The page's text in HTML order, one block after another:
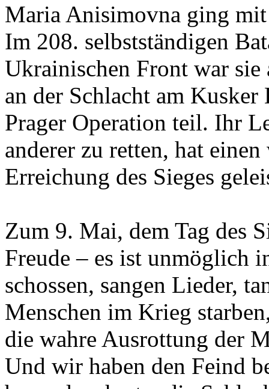
Maria Anisimovna ging
Im 208. selbstständigen
Ukrainischen Front war
an der Schlacht am
Prager Operation teil. Ihr
anderer zu retten, hat
Erreichung des Sieges
Zum 9. Mai, dem Tag des
Freude – es ist unmöglich
schossen, sangen Lieder,
Menschen im Krieg
die wahre Ausrottung der
Und wir haben den Feind